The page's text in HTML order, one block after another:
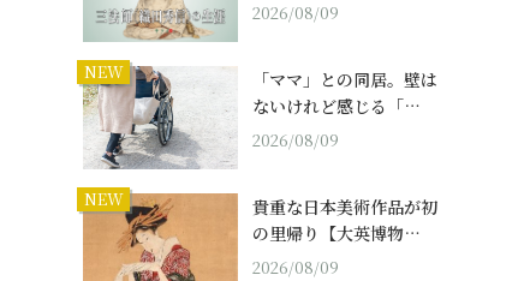
2026/08/09
NEW
「ママ」との同居。壁は
ないけれど感じる「…
2026/08/09
NEW
貴重な日本美術作品が初
の里帰り【大英博物…
2026/08/09